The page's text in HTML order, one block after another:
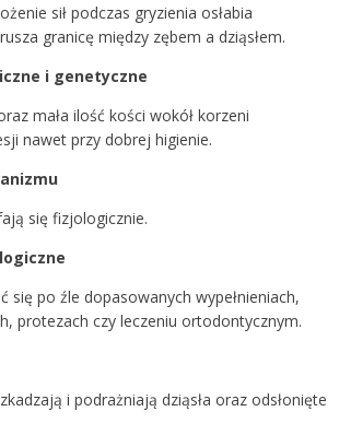
sił podczas gryzienia osłabia
granicę między zębem a dziąsłem.
i genetyczne
mała ilość kości wokół korzeni
nawet przy dobrej higienie.
się fizjologicznie.
się po źle dopasowanych wypełnieniach,
protezach czy leczeniu ortodontycznym.
i podrażniają dziąsła oraz odsłonięte